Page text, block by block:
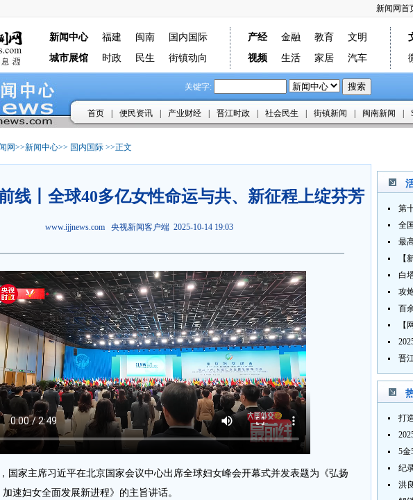
新闻网首
新闻中心 福建 闽南
国内国际
城市展馆
时政 民生 街镇动向
产经 金融 教育
文明
视频
生活 家居 汽车
关键字:
首页 便民资讯 产业财经 晋江时政 社会民生 街镇新闻 闽南新闻
网>>新闻中心>> 国内国际 >>正文
线丨全球40多亿女性命运与共、新征程上绽芬芳
www.ijjnews.com 央视新闻客户端 2025-10-14 19:03
国家主席习近平在北京国家会议中心出席全球妇女峰会开幕式并发表题为《弘扬
速妇女全面发展新进程》的主旨讲话。
【
白
百
5金
洪